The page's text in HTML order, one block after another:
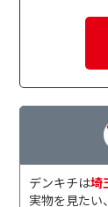
デンキチは埼
実物を見たい